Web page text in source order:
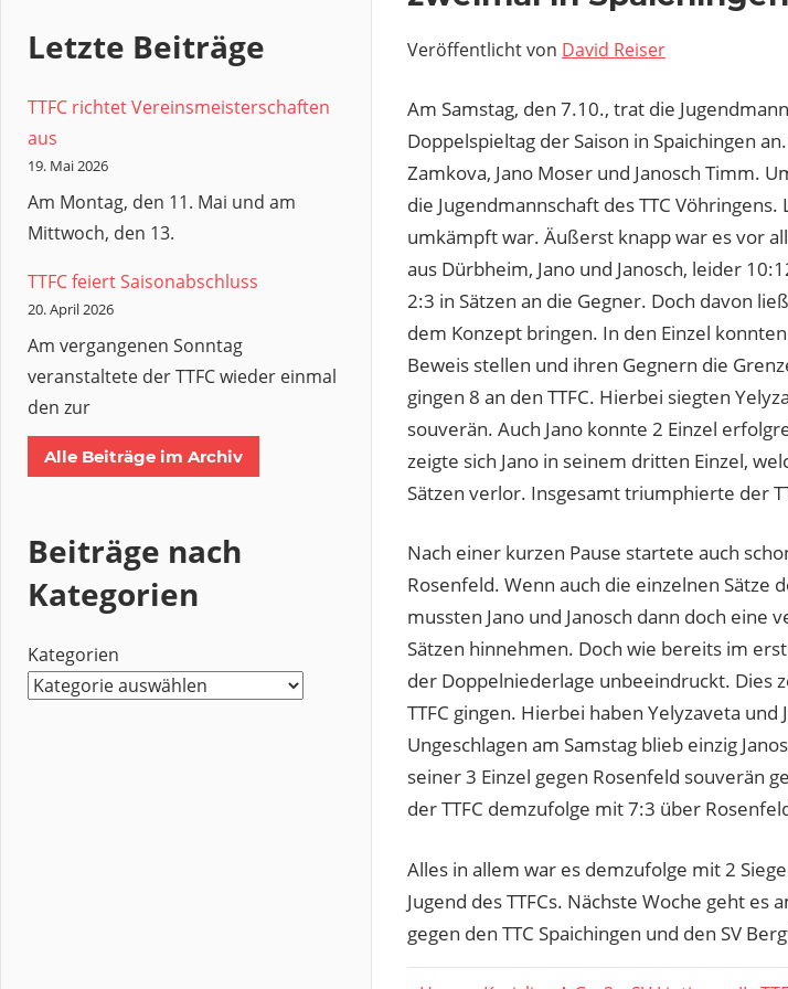
Veröffentlicht von David Reiser
Am Samstag, den 7.10., trat die
Doppelspieltag der Saison in Spaichingen
Zamkova, Jano Moser und Janosch Timm.
die Jugendmannschaft des TTC
umkämpft war. Äußerst knapp war es vor
aus Dürbheim, Jano und Janosch, leider
2:3 in Sätzen an die Gegner. Doch davon
dem Konzept bringen. In den Einzel
Beweis stellen und ihren Gegnern die
gingen 8 an den TTFC. Hierbei siegten
souverän. Auch Jano konnte 2 Einzel
zeigte sich Jano in seinem dritten Einzel,
Sätzen verlor. Insgesamt triumphierte der
Nach einer kurzen Pause startete auch
Rosenfeld. Wenn auch die einzelnen Sätze
mussten Jano und Janosch dann doch
Sätzen hinnehmen. Doch wie bereits im
der Doppelniederlage unbeeindruckt. Dies
TTFC gingen. Hierbei haben Yelyzaveta
Ungeschlagen am Samstag blieb einzig
seiner 3 Einzel gegen Rosenfeld souverän
der TTFC demzufolge mit 7:3 über
Alles in allem war es demzufolge mit 2
Jugend des TTFCs. Nächste Woche geht es
gegen den TTC Spaichingen und den SV
Letzte Beiträge
TTFC richtet Vereinsmeisterschaften
aus
19. Mai 2026
Am Montag, den 11. Mai und am
Mittwoch, den 13.
TTFC feiert Saisonabschluss
20. April 2026
Am vergangenen Sonntag
veranstaltete der TTFC wieder einmal
den zur
Alle Beiträge im Archiv
Beiträge nach
Kategorien
Kategorien